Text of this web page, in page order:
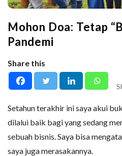
Mohon Doa: Tetap
Pandemi
Share this
Setahun terakhir ini saya akui
dilalui baik bagi yang sedang
sebuah bisnis. Saya bisa
saya juga merasakannya.